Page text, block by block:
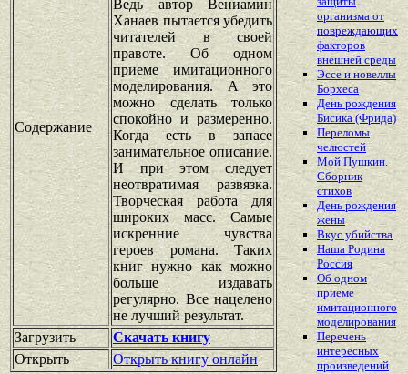
Содержание
Ведь автор Вениамин
Ханаев пытается убедить
читателей в своей
правоте. Об одном
приеме имитационного
моделирования. А это
можно сделать только
спокойно и размеренно.
Когда есть в запасе
занимательное описание.
И при этом следует
неотвратимая развязка.
Творческая работа для
широких масс. Самые
искренние чувства
героев романа. Таких
книг нужно как можно
больше издавать
регулярно. Все нацелено
не лучший результат.
Загрузить
Скачать книгу
Открыть
Открыть книгу онлайн
организма от
повреждающих
факторов
внешней среды
Эссе и новеллы
Борхеса
День рождения
Бисика (Фрида)
Переломы
челюстей
Мой Пушкин.
Сборник
стихов
День рождения
жены
Вкус убийства
Наша Родина
Россия
Об одном
приеме
имитационного
моделирования
Перечень
интересных
произведений